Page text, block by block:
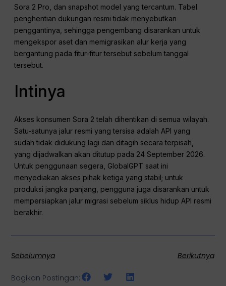
Sora 2 Pro, dan snapshot model yang tercantum. Tabel
penghentian dukungan resmi tidak menyebutkan
penggantinya, sehingga pengembang disarankan untuk
mengekspor aset dan memigrasikan alur kerja yang
bergantung pada fitur-fitur tersebut sebelum tanggal
tersebut.
Intinya
Akses konsumen Sora 2 telah dihentikan di semua wilayah.
Satu-satunya jalur resmi yang tersisa adalah API yang
sudah tidak didukung lagi dan ditagih secara terpisah,
yang dijadwalkan akan ditutup pada 24 September 2026.
Untuk penggunaan segera, GlobalGPT saat ini
menyediakan akses pihak ketiga yang stabil; untuk
produksi jangka panjang, pengguna juga disarankan untuk
mempersiapkan jalur migrasi sebelum siklus hidup API resmi
berakhir.
Sebelumnya Berikutnya
Bagikan Postingan: